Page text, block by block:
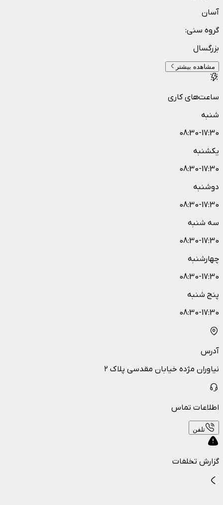
آسان
گروه سنی:
بزرگسال
مشاهده بیشتر
ساعت‌های کاری
شنبه
08:30-17:30
یکشنبه
08:30-17:30
دوشنبه
08:30-17:30
سه شنبه
08:30-17:30
چهارشنبه
08:30-17:30
پنج شنبه
08:30-17:30
آدرس
نیاوران مژده خیابان مقدسی پلاک ۲
اطلاعات تماس
تلفن
گزارش تخلفات